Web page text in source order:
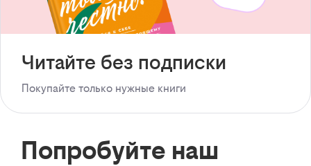
Читайте без подписки
Покупайте только нужные книги
Попробуйте наш